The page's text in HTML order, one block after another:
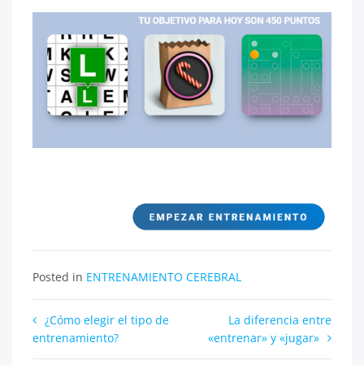
Posted in ENTRENAMIENTO CEREBRAL
Navegación
de
¿Cómo elegir el tipo de
entrenamiento?
La diferencia entre
«entrenar» y «jugar»